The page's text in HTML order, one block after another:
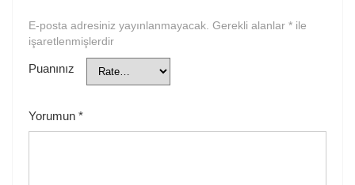
E-posta adresiniz yayınlanmayacak. Gerekli alanlar * ile
işaretlenmişlerdir
Puanınız
Yorumun *